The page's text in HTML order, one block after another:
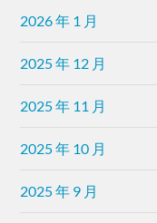
2026 年 1 月
2025 年 12 月
2025 年 11 月
2025 年 10 月
2025 年 9 月